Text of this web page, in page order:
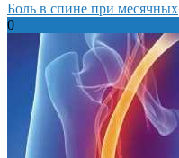
Боль в спине при месячных
0